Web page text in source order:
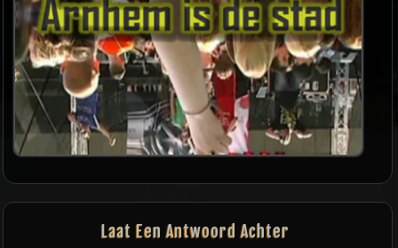
Laat Een Antwoord Achter